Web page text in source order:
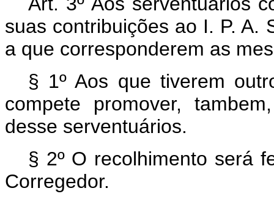
suas contribuições ao I. P. A.
a que corresponderem as
§ 1º Aos que tiverem
compete promover,
desse serventuários.
§ 2º O recolhimento será
Corregedor.